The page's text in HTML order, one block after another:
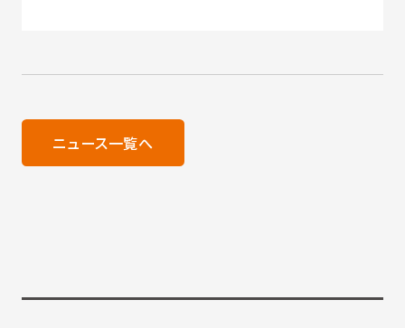
ニュース一覧へ